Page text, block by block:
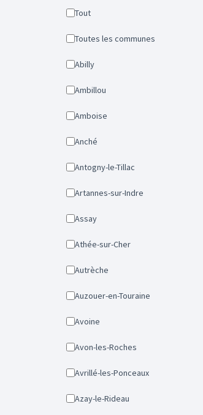
Tout
Toutes les communes
Abilly
Ambillou
Amboise
Anché
Antogny-le-Tillac
Artannes-sur-Indre
Assay
Athée-sur-Cher
Autrèche
Auzouer-en-Touraine
Avoine
Avon-les-Roches
Avrillé-les-Ponceaux
Azay-le-Rideau